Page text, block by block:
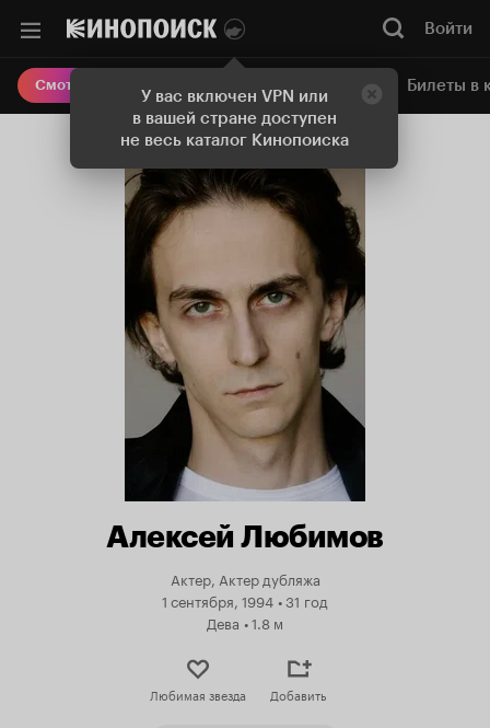
У вас включен VPN или
в вашей стране доступен
не весь каталог Кинопоиска
Войти
Смотреть кино Онлайн-кинотеатр Билеты в
Алексей Любимов
Актер, Актер дубляжа
1 сентября, 1994 •31 год
Дева •1.8 м
Любимая звезда Добавить